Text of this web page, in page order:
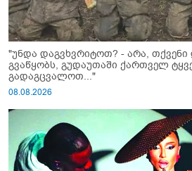
"უნდა დაგვხვრიტოთ? - არა, თქვენი
გვაწყობს, გუდაუთაში ქართველ
გადაგცვალოთ..."
08.08.2026